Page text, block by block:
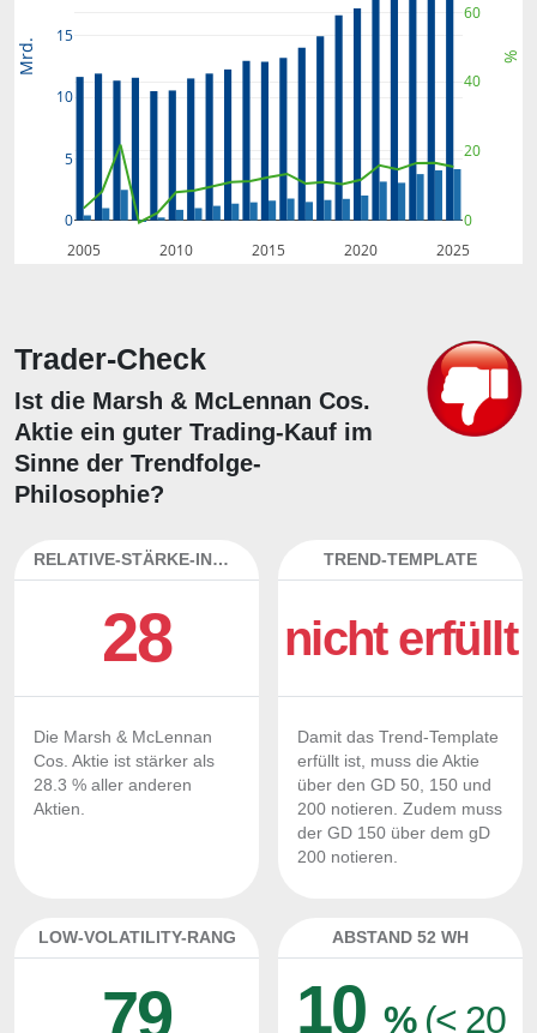
2005 2010 2015 2020 2025
0
5
10
15
0
20
40
60
Mrd. %
Trader-Check
Ist die Marsh & McLennan Cos.
Aktie ein guter Trading-Kauf im
Sinne der Trendfolge-
Philosophie?
RELATIVE-STÄRKE-INDEX
28
Die Marsh & McLennan
Cos. Aktie ist stärker als
28.3 % aller anderen
Aktien.
TREND-TEMPLATE
nicht erfüllt
Damit das Trend-Template
erfüllt ist, muss die Aktie
über den GD 50, 150 und
200 notieren. Zudem muss
der GD 150 über dem gD
200 notieren.
LOW-VOLATILITY-RANG
79
ABSTAND 52 WH
10% (< 20